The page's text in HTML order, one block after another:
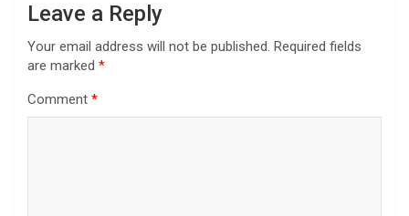
Leave a Reply
Your email address will not be published. Required fields
are marked *
Comment *